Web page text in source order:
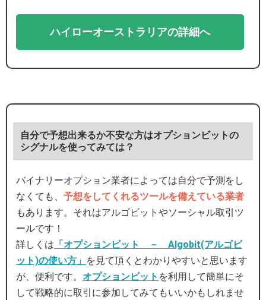
ハイローオーストラリアの詳細へ
自分で予想出来るか不安な方はオプションビットの
シグナルを使ってみては？
バイナリーオプション業者によっては自分で予測をし
なくても、 予想をしてくれるツールを備えている業者
もあります。それはアルゴビットやソーシャル取引ツ
ールです！
詳しくは 「オプションビット － Algobit(アルゴビ
ット)の使い方」 を見て頂くとわかりやすいと思います
が、便利です。 オプションビット を利用して簡単にそ
して戦略的に取引に参加してみてもいいかもしれませ